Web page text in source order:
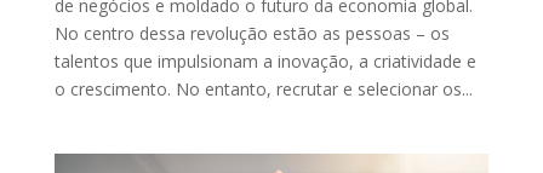
de negócios e moldado o futuro da economia global.
No centro dessa revolução estão as pessoas – os
talentos que impulsionam a inovação, a criatividade e
o crescimento. No entanto, recrutar e selecionar os...